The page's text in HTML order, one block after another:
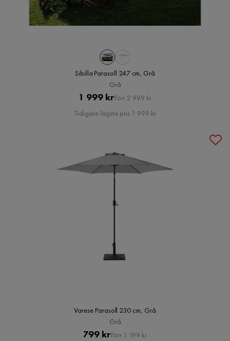
Sibilla Parasoll 247 cm, Grå
Grå
Pris
1 999 krOriginal
Pris
Förr 2 999 kr
Tidigare lägsta pris 1 999 kr
Varese Parasoll 230 cm, Grå
Grå
Pris
799 kr Original
Förr 1 199 kr